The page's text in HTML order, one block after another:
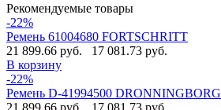
Рекомендуемые товары
-22%
Ремень 61004680 FORTSCHRITT
21 899.66 руб.
17 081.73 руб.
В корзину
-22%
Ремень D-41994500 DRONNINGBORG
21 899.66 руб.
17 081.73 руб.